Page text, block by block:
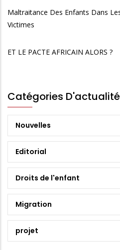
Maltraitance Des Enfants Dans
Victimes
ET LE PACTE AFRICAIN ALORS ?
Catégories
Nouvelles
Editorial
Droits de l'enfant
Migration
projet